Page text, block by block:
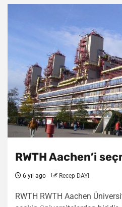
RWTH Aachen’i
6 yıl ago Recep DAYI
RWTH RWTH Aachen